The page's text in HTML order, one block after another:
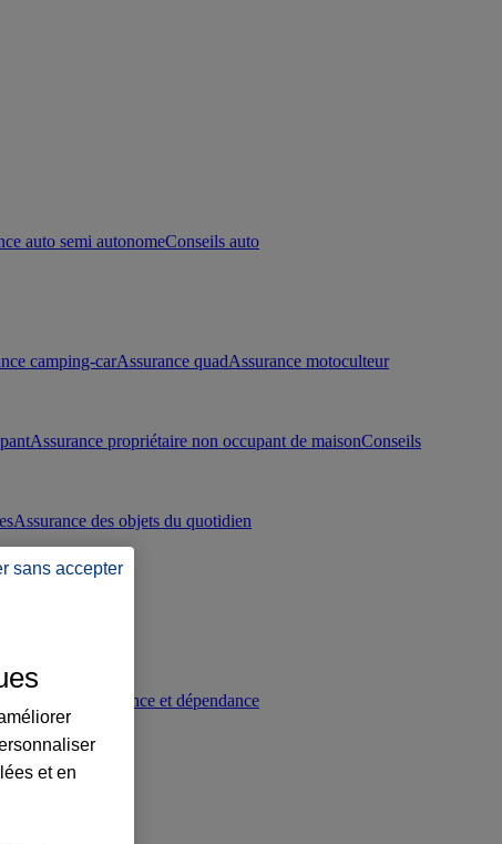
auto semi autonomeConseils auto
camping-carAssurance quadAssurance motoculteur
Assurance propriétaire non occupant de maisonConseils
Assurance des objets du quotidien
Conseils prévoyance et dépendance
sans accepter
et en